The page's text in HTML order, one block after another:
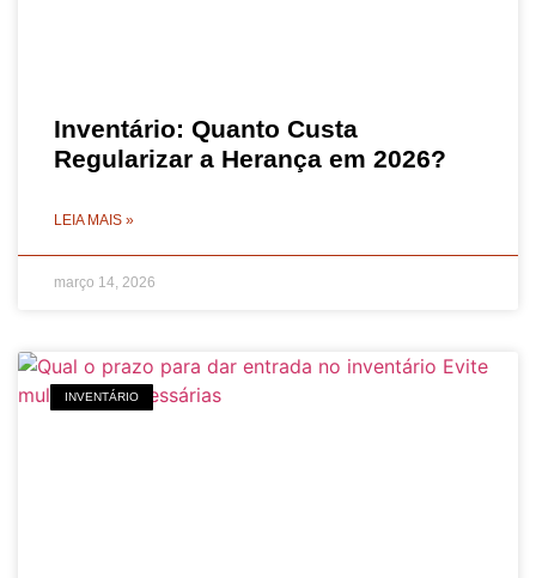
Inventário: Quanto Custa
Regularizar a Herança em 2026?
LEIA MAIS »
março 14, 2026
INVENTÁRIO